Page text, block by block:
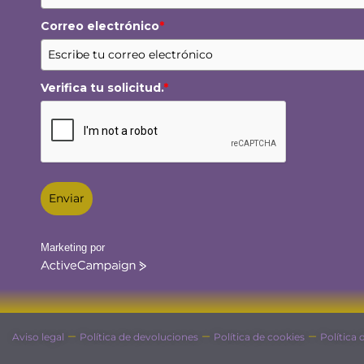
Correo electrónico*
Verifica tu solicitud.*
Enviar
Marketing por
ActiveCampaign
Aviso legal – Política de devoluciones – Política de cookies – Política